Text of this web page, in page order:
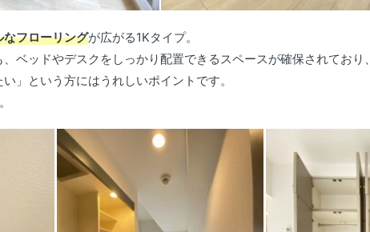
フローリングが広がる1Kタイプ。
ベッドやデスクをしっかり配置できるスペースが確保されており、
」という方にはうれしいポイントです。